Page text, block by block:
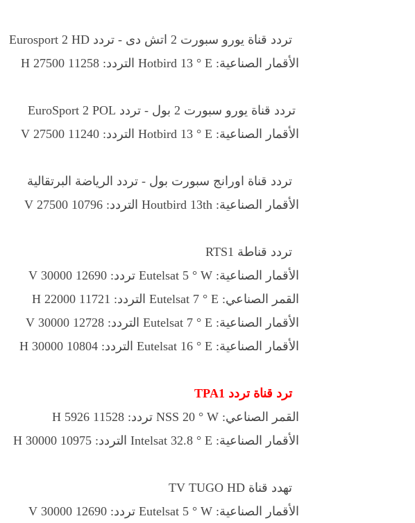
تردد قناة يورو سبورت 2 اتش دى - تردد Eurosport 2 HD
الأقمار الصناعية: Hotbird 13 ° E التردد: 11258 H 27500
تردد قناة يورو سبورت 2 بول - تردد EuroSport 2 POL
الأقمار الصناعية: Hotbird 13 ° E التردد: 11240 V 27500
تردد قناة اورانج سبورت بول - تردد الرياضة البرتقالية
الأقمار الصناعية: Houtbird 13th التردد: 10796 V 27500
تردد قناطة RTS1
الأقمار الصناعية: Eutelsat 5 ° W تردد: 12690 V 30000
القمر الصناعي: Eutelsat 7 ° E التردد: 11721 H 22000
الأقمار الصناعية: Eutelsat 7 ° E التردد: 12728 V 30000
الأقمار الصناعية: Eutelsat 16 ° E التردد: 10804 H 30000
ترد قناة تردد TPA1
القمر الصناعي: NSS 20 ° W تردد: 11528 H 5926
الأقمار الصناعية: Intelsat 32.8 ° E التردد: 10975 H 30000
تهدد قناة TV TUGO HD
الأقمار الصناعية: Eutelsat 5 ° W تردد: 12690 V 30000